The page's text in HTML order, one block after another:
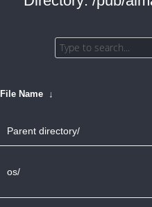
File Name ↓
Parent directory/
os/